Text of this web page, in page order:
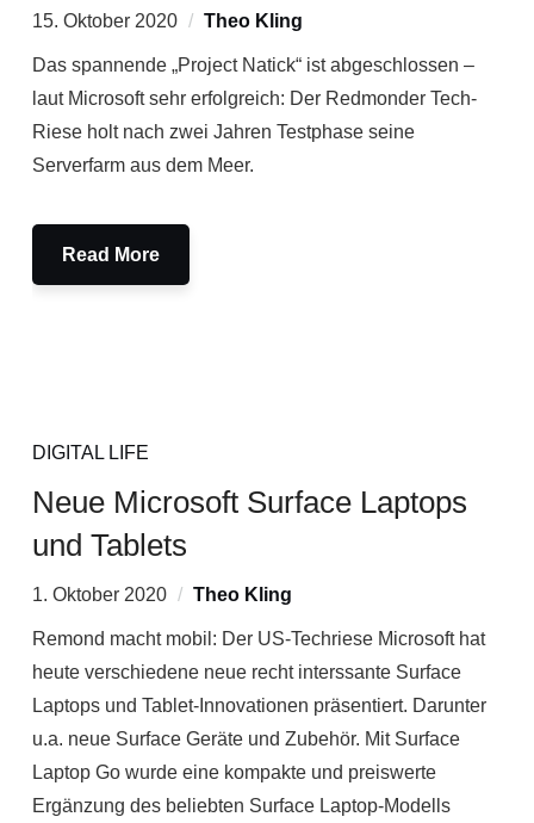
15. Oktober 2020 Theo Kling
Das spannende „Project Natick“ ist abgeschlossen –
laut Microsoft sehr erfolgreich: Der Redmonder Tech-
Riese holt nach zwei Jahren Testphase seine
Serverfarm aus dem Meer.
Read More
DIGITAL LIFE
Neue Microsoft Surface Laptops
und Tablets
1. Oktober 2020 Theo Kling
Remond macht mobil: Der US-Techriese Microsoft hat
heute verschiedene neue recht interssante Surface
Laptops und Tablet-Innovationen präsentiert. Darunter
u.a. neue Surface Geräte und Zubehör. Mit Surface
Laptop Go wurde eine kompakte und preiswerte
Ergänzung des beliebten Surface Laptop-Modells